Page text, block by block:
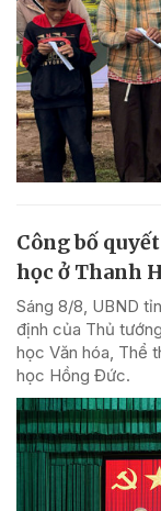
Công bố
học ở Thanh
Sáng 8/8, UBND
định của Thủ
học Văn hóa, Thể
học Hồng Đức.